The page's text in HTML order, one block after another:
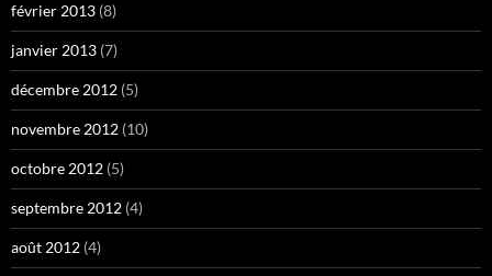
février 2013 (8)
janvier 2013 (7)
décembre 2012 (5)
novembre 2012 (10)
octobre 2012 (5)
septembre 2012 (4)
août 2012 (4)